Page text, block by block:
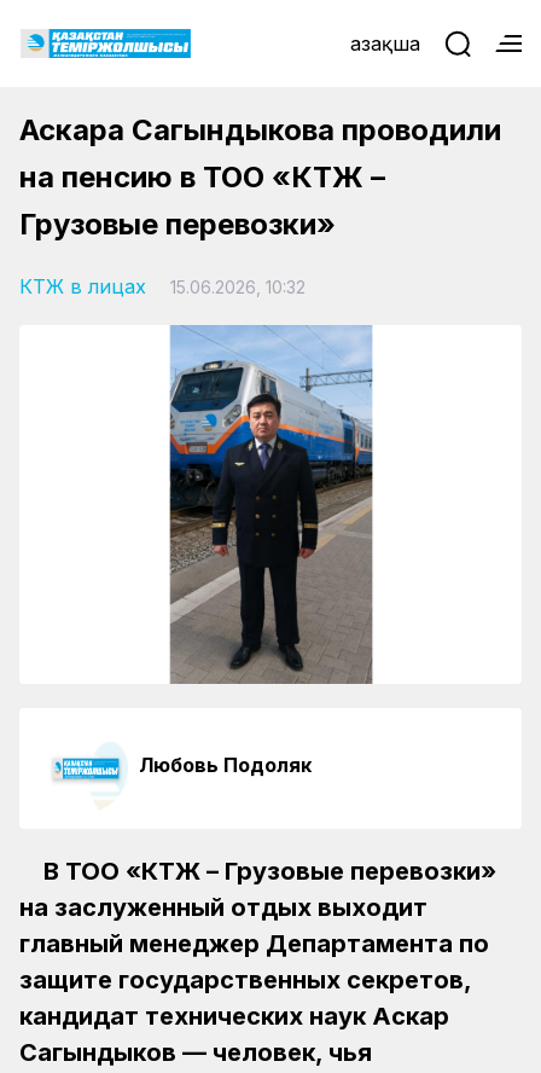
Қазақша
Аскара Сагындыкова проводили
на пенсию в ТОО «КТЖ –
Грузовые перевозки»
КТЖ в лицах 15.06.2026, 10:32
Любовь Подоляк
В ТОО «КТЖ – Грузовые перевозки»
на заслуженный отдых выходит
главный менеджер Департамента по
защите государственных секретов,
кандидат технических наук Аскар
Сагындыков — человек, чья